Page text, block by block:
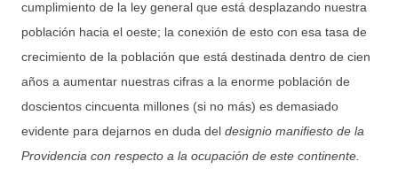
cumplimiento de la ley general que está desplazando nuestra
población hacia el oeste; la conexión de esto con esa tasa de
crecimiento de la población que está destinada dentro de cien
años a aumentar nuestras cifras a la enorme población de
doscientos cincuenta millones (si no más) es demasiado
evidente para dejarnos en duda del designio manifiesto de la
Providencia con respecto a la ocupación de este continente.